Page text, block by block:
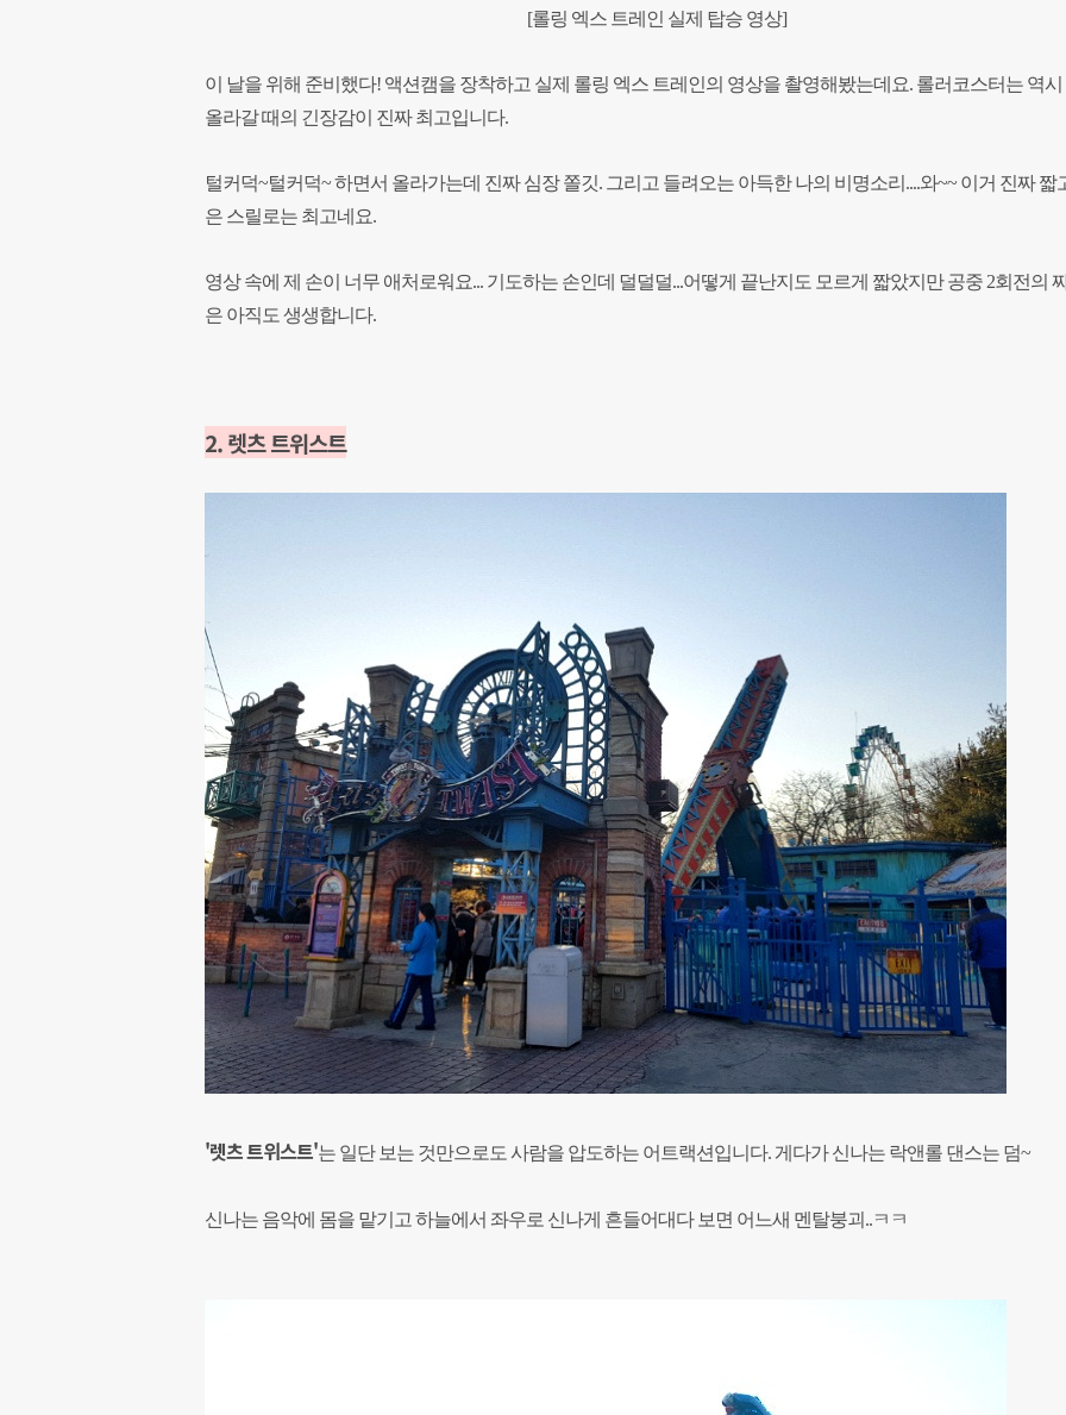
[롤링 엑스 트레인 실제 탑승 영상]
이 날을 위해 준비했다! 액션캠을 장착하고 실제 롤링 엑스 트레인의 영상을 촬영해봤는데요. 롤러코스터는 역시
올라갈 때의 긴장감이 진짜 최고입니다.
털커덕~털커덕~ 하면서 올라가는데 진짜 심장 쫄깃. 그리고 들려오는 아득한 나의 비명소리....와~~ 이거 진짜 짧
은 스릴로는 최고네요.
영상 속에 제 손이 너무 애처로워요... 기도하는 손인데 덜덜덜...어떻게 끝난지도 모르게 짧았지만 공중 2회전의
은 아직도 생생합니다.
2. 렛츠 트위스트
'렛츠 트위스트'는 일단 보는 것만으로도 사람을 압도하는 어트랙션입니다. 게다가 신나는 락앤롤 댄스는 덤~
신나는 음악에 몸을 맡기고 하늘에서 좌우로 신나게 흔들어대다 보면 어느새 멘탈붕괴..ㅋㅋ